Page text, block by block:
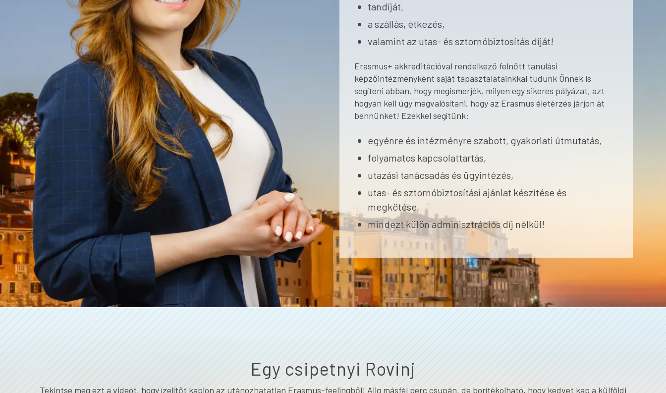
tandíját,
a szállás, étkezés,
valamint az utas- és sztornóbiztosítás díját!
Erasmus+ akkreditációval rendelkező felnőtt tanulási
képzőintézményként saját tapasztalatainkkal tudunk Önnek is
segíteni abban, hogy megismerjék, milyen egy sikeres pályázat, azt
hogyan kell úgy megvalósítani, hogy az Erasmus életérzés járjon át
bennünket! Ezekkel segítünk:
egyénre és intézményre szabott, gyakorlati útmutatás,
folyamatos kapcsolattartás,
utazási tanácsadás és ügyintézés,
utas- és sztornóbiztosítási ajánlat készítése és
megkötése,
mindezt külön adminisztrációs díj nélkül!
Egy csipetnyi Rovinj
Tekintse meg ezt a videót, hogy ízelítőt kapjon az utánozhatatlan Erasmus-feelingből! Alig másfél perc csupán, de borítékolható, hogy kedvet kap a külföldi